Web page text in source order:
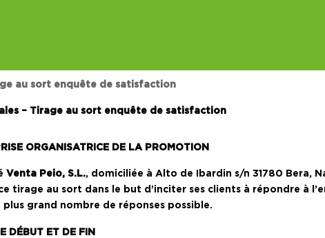
au sort enquête de satisfaction
– Tirage au sort enquête de satisfaction
ORGANISATRICE DE LA PROMOTION
Venta Peio, S.L., domiciliée à Alto de Ibardin s/n 31780 Bera,
tirage au sort dans le but d’inciter ses clients à répondre à
grand nombre de réponses possible.
DÉBUT ET DE FIN